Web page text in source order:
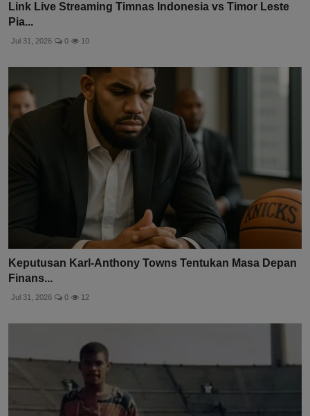
Link Live Streaming Timnas Indonesia vs Timor Leste
Pia...
Jul 31, 2026 0 10
Keputusan Karl-Anthony Towns Tentukan Masa Depan
Finans...
Jul 31, 2026 0 12